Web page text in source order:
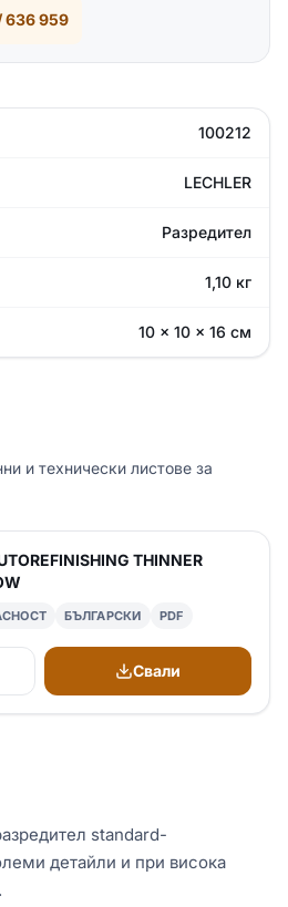
636 959
100212
LECHLER
Разредител
1,10 кг
10 × 10 × 16 см
и технически листове за
THINNER
БЪЛГАРСКИ PDF
Свали
standard-
детайли и при висока